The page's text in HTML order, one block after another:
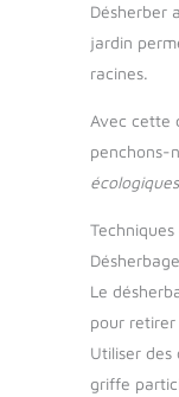
Désherber
jardin
racines.
Avec cette
penchons-
écologiques
Le
pour retirer
Utiliser
griffe